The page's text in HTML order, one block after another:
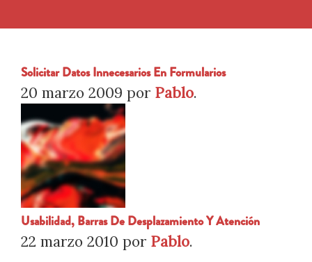
Solicitar Datos Innecesarios En Formularios
20 marzo 2009 por Pablo.
Usabilidad, Barras De Desplazamiento Y Atención
22 marzo 2010 por Pablo.